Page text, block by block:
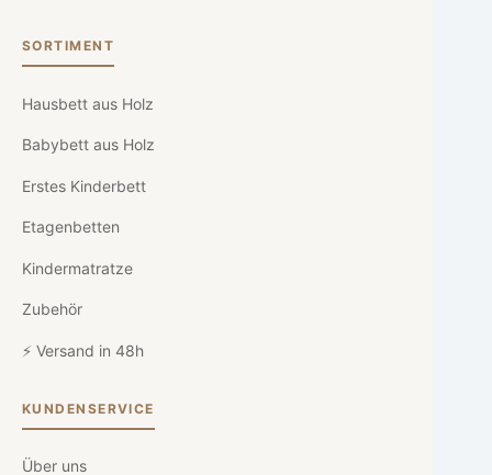
SORTIMENT
Hausbett aus Holz
Babybett aus Holz
Erstes Kinderbett
Etagenbetten
Kindermatratze
Zubehör
⚡ Versand in 48h
KUNDENSERVICE
Über uns